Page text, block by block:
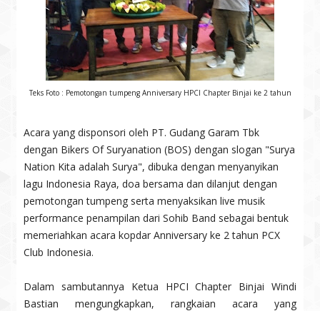
Teks Foto : Pemotongan tumpeng Anniversary HPCI Chapter Binjai ke 2 tahun
Acara yang disponsori oleh PT. Gudang Garam Tbk
dengan Bikers Of Suryanation (BOS) dengan slogan "Surya
Nation Kita adalah Surya", dibuka dengan menyanyikan
lagu Indonesia Raya, doa bersama dan dilanjut dengan
pemotongan tumpeng serta menyaksikan live musik
performance penampilan dari Sohib Band sebagai bentuk
memeriahkan acara kopdar Anniversary ke 2 tahun PCX
Club Indonesia.
Dalam sambutannya Ketua HPCI Chapter Binjai Windi
Bastian mengungkapkan, rangkaian acara yang